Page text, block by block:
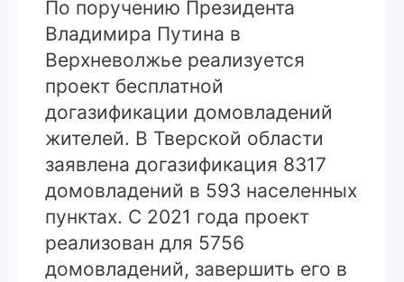
По поручению Президента
Владимира Путина в
Верхневолжье реализуется
проект бесплатной
догазификации домовладений
жителей. В Тверской области
заявлена догазификация 8317
домовладений в 593 населенных
пунктах. С 2021 года проект
реализован для 5756
домовладений, завершить его в